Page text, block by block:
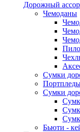
Дорожный
Чемоданы
Сумки
Сумки
Бьюти -